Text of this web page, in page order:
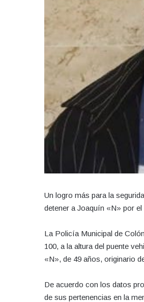
Un logro más para la
detener a Joaquín «N» por
La Policía Municipal de
100, a la altura del puente
«N», de 49 años, originario
De acuerdo con los datos
de sus pertenencias en la